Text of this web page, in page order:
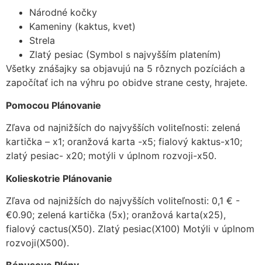
Národné kočky
Kameniny (kaktus, kvet)
Strela
Zlatý pesiac (Symbol s najvyšším platením)
Všetky znášajky sa objavujú na 5 rôznych pozíciách a
započítať ich na výhru po obidve strane cesty, hrajete.
Pomocou Plánovanie
Zľava od najnižších do najvyšších voliteľnosti: zelená
kartička – x1; oranžová karta -x5; fialový kaktus-x10;
zlatý pesiac- x20; motýli v úplnom rozvoji-x50.
Kolieskotrie Plánovanie
Zľava od najnižších do najvyšších voliteľnosti: 0,1 € -
€0.90; zelená kartička (5x); oranžová karta(x25),
fialový cactus(X50). Zlatý pesiac(X100) Motýli v úplnom
rozvoji(X500).